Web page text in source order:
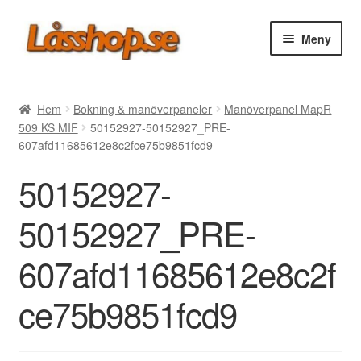
Hoppa
till
Hoppa
till
Meny
Rea
Villkor
Vanliga frågor
Forum/Manualer/Råd
Support
Hem Bokning & manöverpaneler
Manöverpanel MapR
509 KS MIF
50152927-50152927_PRE-
607afd11685612e8c2fce75b9851fcd9
50152927-
50152927_PRE-
607afd11685612e8c2f
ce75b9851fcd9